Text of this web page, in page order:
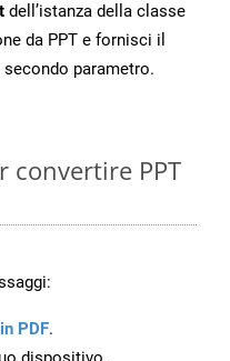
dell’istanza della classe
da PPT e fornisci il
parametro.
convertire PPT
PDF.